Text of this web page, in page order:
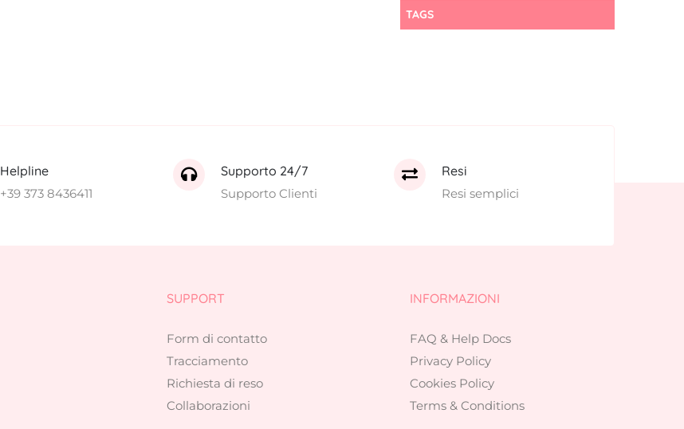
era:
28,00€.24,00€.
TAGS
Helpline
+39 373 8436411
Supporto 24/7
Supporto Clienti
Resi
Resi semplici
SUPPORT
Form di contatto
Tracciamento
Richiesta di reso
Collaborazioni
INFORMAZIONI
FAQ & Help Docs
Privacy Policy
Cookies Policy
Terms & Conditions